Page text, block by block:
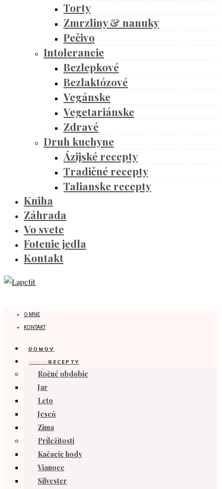
Torty
Zmrzliny & nanuky
Pečivo
Intolerancie
Bezlepkové
Bezlaktózové
Vegánske
Vegetariánske
Zdravé
Druh kuchyne
Ázijské recepty
Tradičné recepty
Talianske recepty
Kniha
Záhrada
Vo svete
Fotenie jedla
Kontakt
O MNE
KONTAKT
DOMOV
prezrieťRECEPTY
Ročné obdobie
Jar
Leto
Jeseň
Zima
Príležitosti
Kačacie hody
Vianoce
Silvester